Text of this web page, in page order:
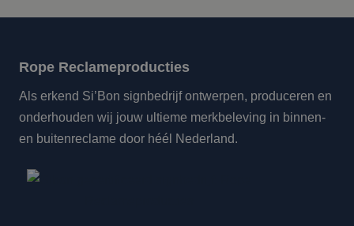
Rope Reclameproducties
Als erkend Si’Bon signbedrijf ontwerpen, produceren en
onderhouden wij jouw ultieme merkbeleving in binnen-
en buitenreclame door héél Nederland.